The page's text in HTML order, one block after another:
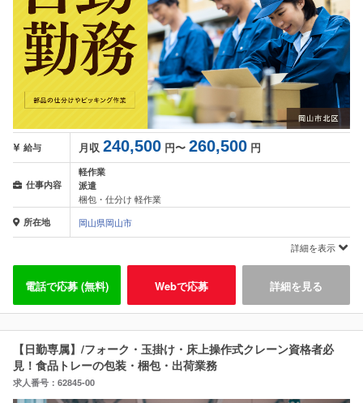
給与 月収 240,500 円〜 260,500 円
仕事内容
軽作業
派遣
梱包・仕分け 軽作業
所在地
岡山県岡山市
詳細を表示
電話で応募 (無料) Webで応募 詳細を見る
【日勤専属】/フォーク・玉掛け・床上操作式クレーン資格者必
見！食品トレーの包装・梱包・出荷業務
求人番号：62845-00